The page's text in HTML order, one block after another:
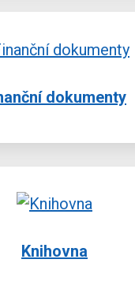
dokumenty
Knihovna